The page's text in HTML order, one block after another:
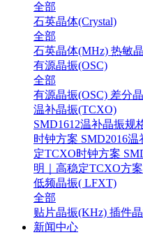
全部
石英晶体(Crystal)
全部
石英晶体(MHz) 热敏
有源晶振(OSC)
全部
有源晶振(OSC) 差分
温补晶振(TCXO)
SMD1612温补晶振规
时钟方案 SMD2016
定TCXO时钟方案
明｜高稳定TCXO方案
低频晶振( LFXT)
全部
贴片晶振(KHz) 插件
新闻中心